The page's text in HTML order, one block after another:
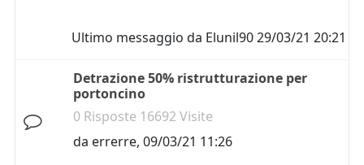
Ultimo messaggio da Elunil9029/03/21 20:21
Detrazione 50% ristrutturazione per
portoncino
0 Risposte 16692 Visite
da errerre, 09/03/21 11:26